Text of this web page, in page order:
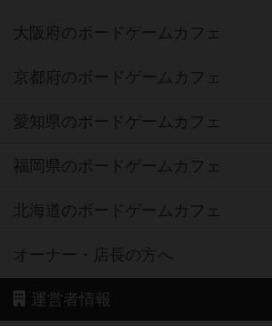
大阪府のボードゲームカフェ
京都府のボードゲームカフェ
愛知県のボードゲームカフェ
福岡県のボードゲームカフェ
北海道のボードゲームカフェ
オーナー・店長の方へ
運営者情報